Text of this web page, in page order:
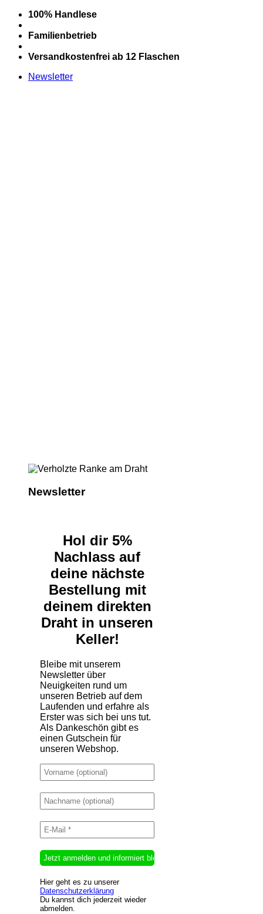
Zum
Inhalt
springen
100% Handlese
Familienbetrieb
Versandkostenfrei ab 12 Flaschen
Newsletter
Newsletter
Hol dir 5%
Nachlass auf
deine nächste
Bestellung mit
deinem direkten
Draht in unseren
Keller!
Bleibe mit unserem
Newsletter über
Neuigkeiten rund um
unseren Betrieb auf dem
Laufenden und erfahre als
Erster was sich bei uns tut.
Als Dankeschön gibt es
einen Gutschein für
unseren Webshop.
Hier geht es zu unserer
Datenschutzerklärung
Du kannst dich jederzeit wieder
abmelden.